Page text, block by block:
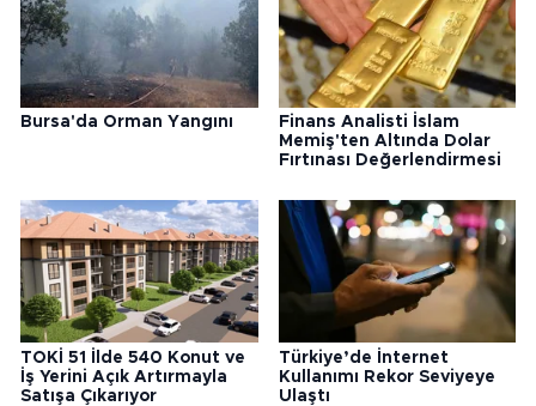
Bursa'da Orman Yangını
Finans Analisti İslam
Memiş'ten Altında Dolar
Fırtınası Değerlendirmesi
TOKİ 51 İlde 540 Konut ve
İş Yerini Açık Artırmayla
Satışa Çıkarıyor
Türkiye’de İnternet
Kullanımı Rekor Seviyeye
Ulaştı